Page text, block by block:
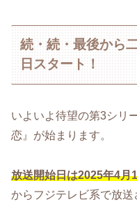
続・続・最後から
日スタート！
いよいよ待望の第3シリ
恋』が始まります。
放送開始日は2025年4月
からフジテレビ系で放送